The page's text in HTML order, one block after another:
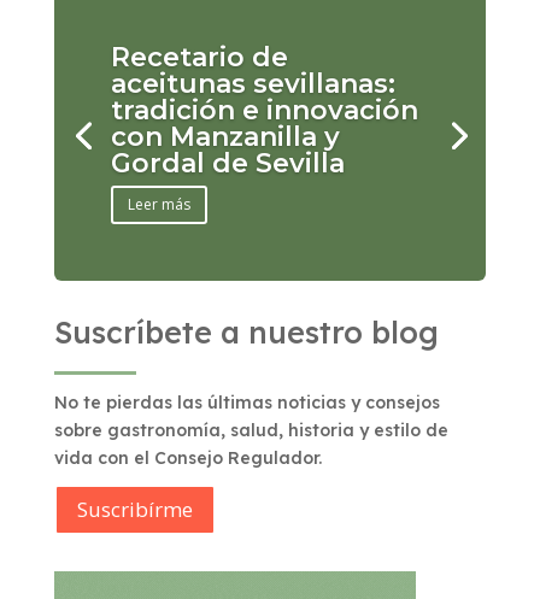
Recetario de
aceitunas sevillanas:
tradición e innovación
con Manzanilla y
Gordal de Sevilla
Leer más
Suscríbete a nuestro blog
No te pierdas las últimas noticias y consejos
sobre gastronomía, salud, historia y estilo de
vida con el Consejo Regulador.
Suscribírme